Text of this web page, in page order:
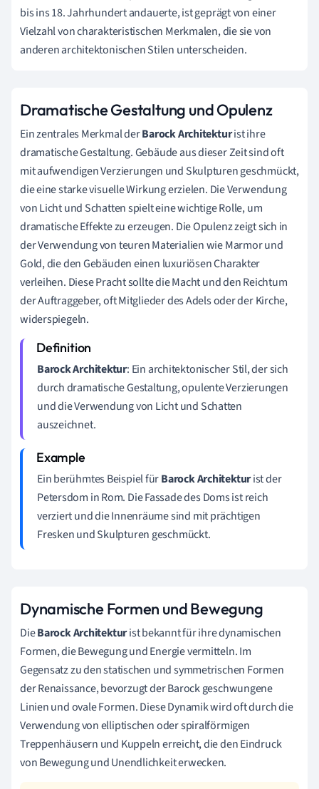
bis ins 18. Jahrhundert andauerte, ist geprägt von einer
Vielzahl von charakteristischen Merkmalen, die sie von
anderen architektonischen Stilen unterscheiden.
Dramatische Gestaltung und Opulenz
Ein zentrales Merkmal derBarock Architekturist ihre
dramatische Gestaltung. Gebäude aus dieser Zeit sind oft
mit aufwendigen Verzierungen und Skulpturen geschmückt,
die eine starke visuelle Wirkung erzielen. Die Verwendung
von Licht und Schatten spielt eine wichtige Rolle, um
dramatische Effekte zu erzeugen. Die Opulenz zeigt sich in
der Verwendung von teuren Materialien wie Marmor und
Gold, die den Gebäuden einen luxuriösen Charakter
verleihen. Diese Pracht sollte die Macht und den Reichtum
der Auftraggeber, oft Mitglieder des Adels oder der Kirche,
widerspiegeln.
Barock Architektur: Ein architektonischer Stil, der sich
durch dramatische Gestaltung, opulente Verzierungen
und die Verwendung von Licht und Schatten
auszeichnet.
Ein berühmtes Beispiel fürBarock Architekturist der
Petersdom in Rom. Die Fassade des Doms ist reich
verziert und die Innenräume sind mit prächtigen
Fresken und Skulpturen geschmückt.
Dynamische Formen und Bewegung
DieBarock Architekturist bekannt für ihre dynamischen
Formen, die Bewegung und Energie vermitteln. Im
Gegensatz zu den statischen und symmetrischen Formen
der Renaissance, bevorzugt der Barock geschwungene
Linien und ovale Formen. Diese Dynamik wird oft durch die
Verwendung von elliptischen oder spiralförmigen
Treppenhäusern und Kuppeln erreicht, die den Eindruck
von Bewegung und Unendlichkeit erwecken.